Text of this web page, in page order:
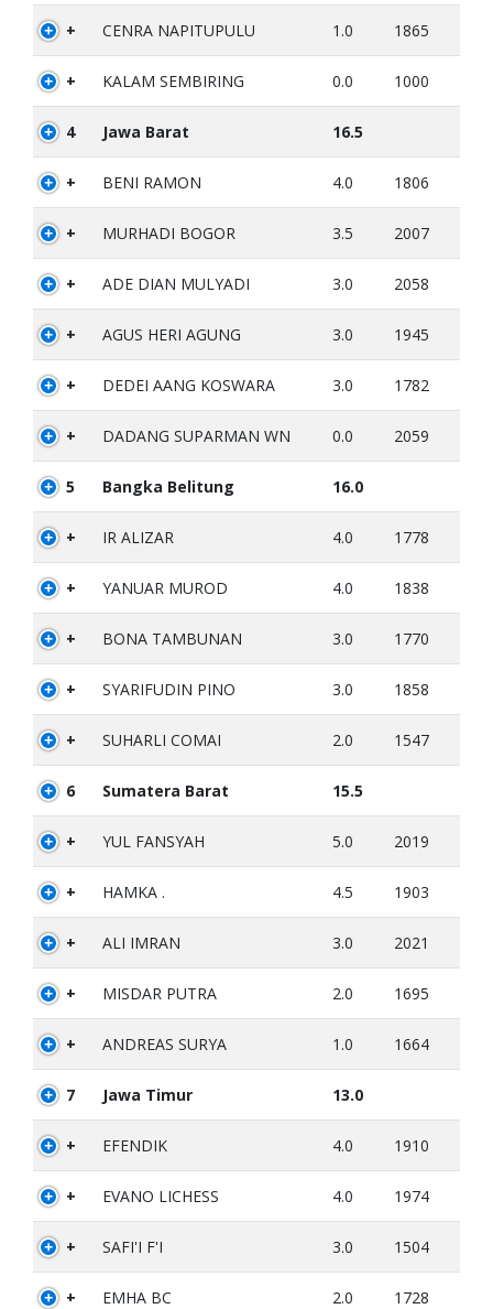
+ CENRA NAPITUPULU 1.0 1865
+ KALAM SEMBIRING 0.0 1000
4 Jawa Barat 16.5
+ BENI RAMON 4.0 1806
+ MURHADI BOGOR 3.5 2007
+ ADE DIAN MULYADI 3.0 2058
+ AGUS HERI AGUNG 3.0 1945
+ DEDEI AANG KOSWARA 3.0 1782
+ DADANG SUPARMAN WN 0.0 2059
5 Bangka Belitung 16.0
+ IR ALIZAR 4.0 1778
+ YANUAR MUROD 4.0 1838
+ BONA TAMBUNAN 3.0 1770
+ SYARIFUDIN PINO 3.0 1858
+ SUHARLI COMAI 2.0 1547
6 Sumatera Barat 15.5
+ YUL FANSYAH 5.0 2019
+ HAMKA . 4.5 1903
+ ALI IMRAN 3.0 2021
+ MISDAR PUTRA 2.0 1695
+ ANDREAS SURYA 1.0 1664
7 Jawa Timur 13.0
+ EFENDIK 4.0 1910
+ EVANO LICHESS 4.0 1974
+ SAFI'I F'I 3.0 1504
+ EMHA BC 2.0 1728